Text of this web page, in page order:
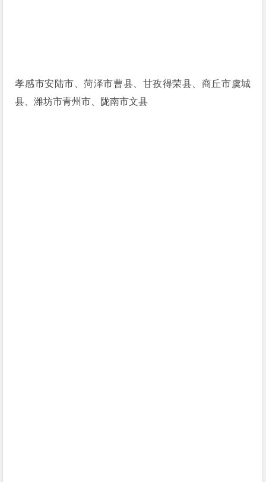
孝感市安陆市、菏泽市曹县、甘孜得荣县、商丘市虞城
县、潍坊市青州市、陇南市文县